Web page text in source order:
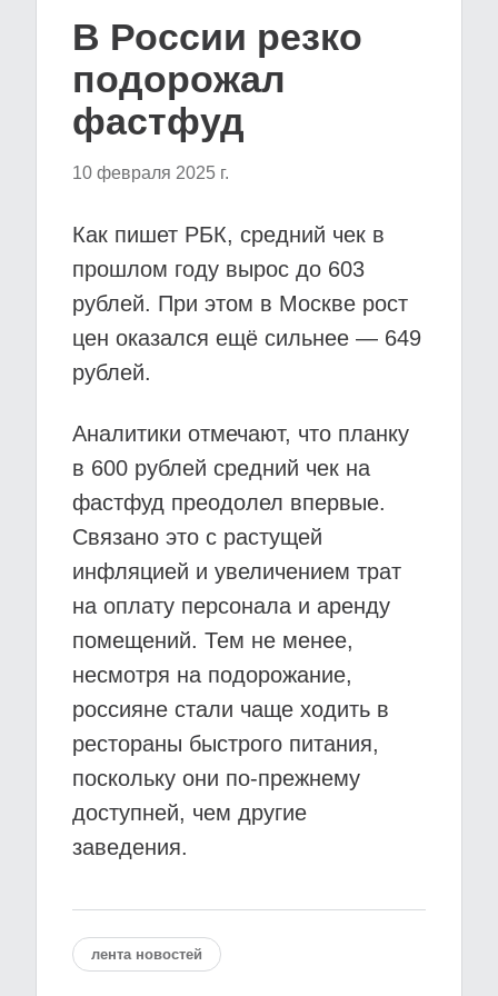
В России резко
подорожал
фастфуд
10 февраля 2025 г.
Как пишет РБК, средний чек в
прошлом году вырос до 603
рублей. При этом в Москве рост
цен оказался ещё сильнее — 649
рублей.
Аналитики отмечают, что планку
в 600 рублей средний чек на
фастфуд преодолел впервые.
Связано это с растущей
инфляцией и увеличением трат
на оплату персонала и аренду
помещений. Тем не менее,
несмотря на подорожание,
россияне стали чаще ходить в
рестораны быстрого питания,
поскольку они по-прежнему
доступней, чем другие
заведения.
лента новостей